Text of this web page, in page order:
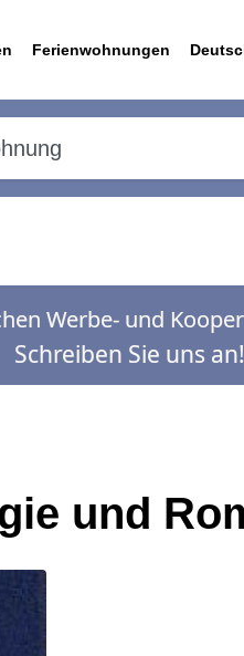
Ferienwohnungen
und